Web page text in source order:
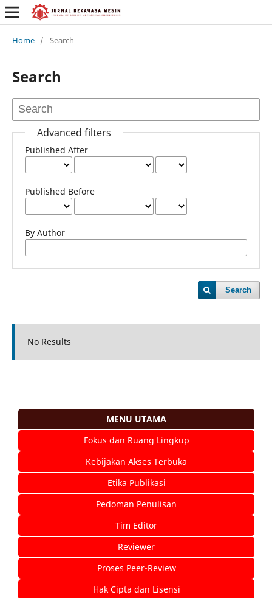
Home / Search
Search
Advanced filters
Published After
Published Before
By Author
Search
No Results
MENU UTAMA
Fokus dan Ruang Lingkup
Kebijakan Akses Terbuka
Etika Publikasi
Pedoman Penulisan
Tim Editor
Reviewer
Proses Peer-Review
Hak Cipta dan Lisensi